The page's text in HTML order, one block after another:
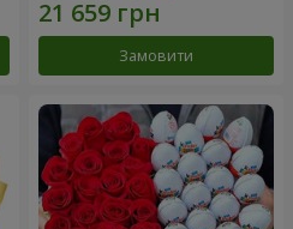
Замовити